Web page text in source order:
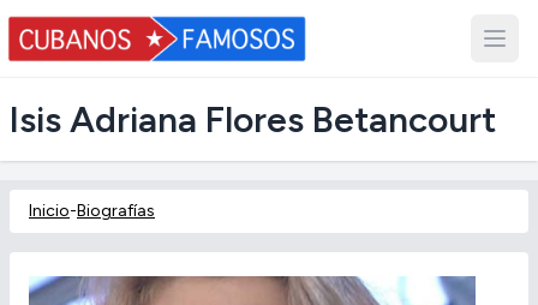
Isis Adriana Flores Betancourt
Inicio-Biografías